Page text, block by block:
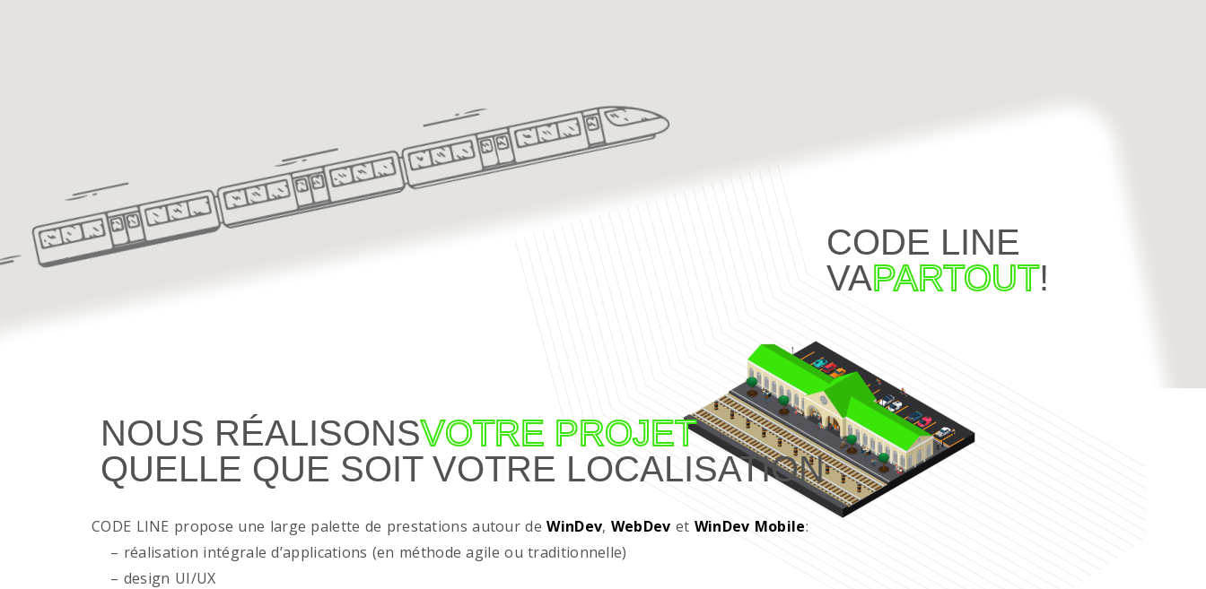
CODE LINE
VAPARTOUT!
NOUS RÉALISONSVOTRE PROJET
QUELLE QUE SOIT VOTRE LOCALISATION
CODE LINE propose une large palette de prestations autour deWinDev, WebDev et WinDev Mobile:
– réalisation intégrale d’applications (en méthode agile ou traditionnelle)
– design UI/UX